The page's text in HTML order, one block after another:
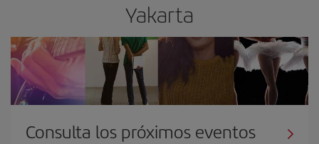
Yakarta
Consulta los próximos eventos